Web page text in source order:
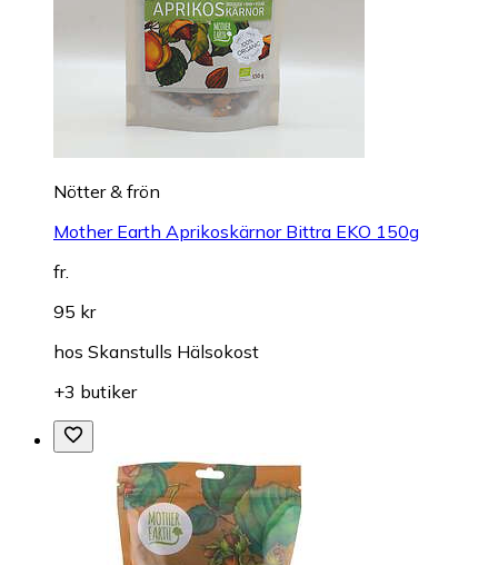
Nötter & frön
Mother Earth Aprikoskärnor Bittra EKO 150g
fr.
95 kr
hos Skanstulls Hälsokost
+3 butiker